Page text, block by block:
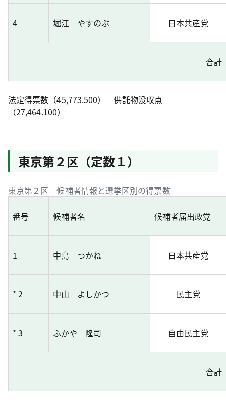
4 堀江 やすのぶ 日本共産党
合計
法定得票数（45,773.500） 供託物没収点
（27,464.100）
東京第２区（定数１）
東京第２区 候補者情報と選挙区別の得票数
番号 候補者名 候補者届出政党
1 中島 つかね 日本共産党
* 2 中山 よしかつ 民主党
* 3 ふかや 隆司 自由民主党
合計